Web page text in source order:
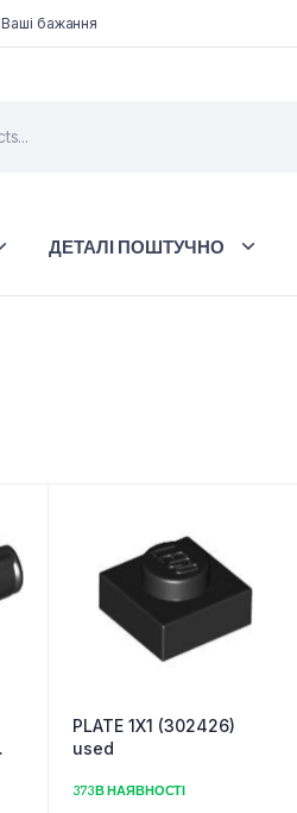
Ваші бажання
ДЕТАЛІ ПОШТУЧНО
PLATE 1X1 (302426)
used
373 В НАЯВНОСТІ